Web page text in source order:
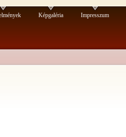
Képgaléria Impresszum